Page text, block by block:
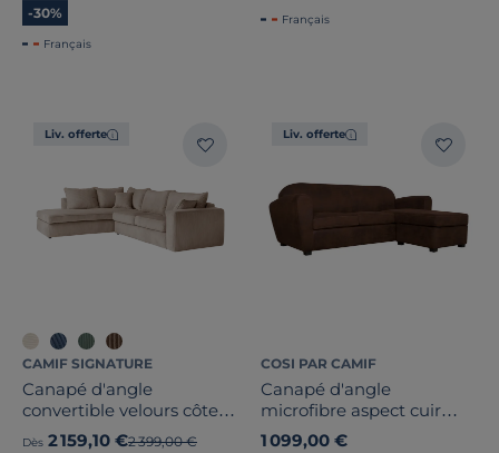
-30%
Français
Français
Liv. offerte
CAMIF SIGNATURE
Canapé d'angle
convertible velours côtelé
Otto
Dès 2 159,10 €Ancien prix
2 399,00 €
Liv. offerte
COSI PAR CAMIF
Canapé d'angle
microfibre aspect cuir
vieilli Owen
1 099,00 €
Largeur
Note des clients
Pays de fabrication